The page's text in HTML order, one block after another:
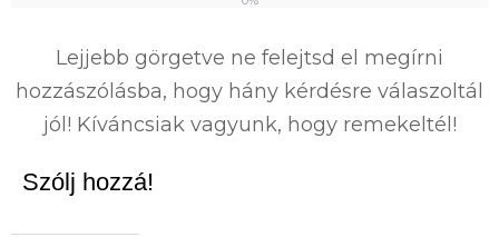
Lejjebb görgetve ne felejtsd el megírni
hozzászólásba, hogy hány kérdésre válaszoltál
jól! Kíváncsiak vagyunk, hogy remekeltél!
Szólj hozzá!